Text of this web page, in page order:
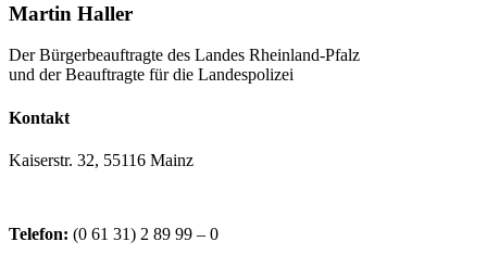
Martin Haller
Der Bürgerbeauftragte des Landes Rheinland-Pfalz
und der Beauftragte für die Landespolizei
Kontakt
Kaiserstr. 32, 55116 Mainz
Telefon: (0 61 31) 2 89 99 – 0